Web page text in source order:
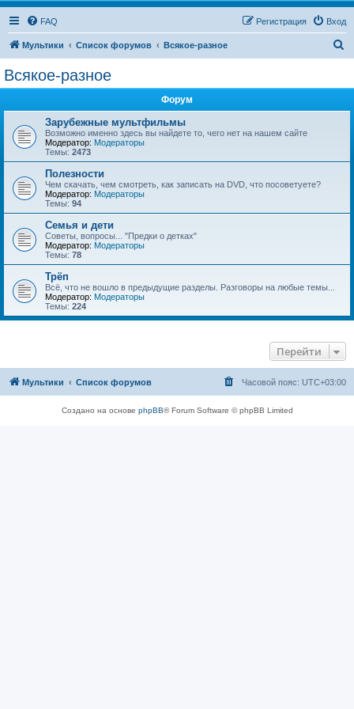
FAQ Вход
Регистрация
Мультики Список форумов Всякое-разное
Всякое-разное
Форум
Зарубежные мультфильмы
Возможно именно здесь вы найдете то, чего нет на нашем сайте
Модератор: Модераторы
Темы: 2473
Полезности
Чем скачать, чем смотреть, как записать на DVD, что посоветуете?
Модератор: Модераторы
Темы: 94
Семья и дети
Советы, вопросы... "Предки о детках"
Модератор: Модераторы
Темы: 78
Трёп
Всё, что не вошло в предыдущие разделы. Разговоры на любые темы...
Модератор: Модераторы
Темы: 224
Перейти
Мультики Список форумов Часовой пояс: UTC+03:00
Создано на основе phpBB® Forum Software © phpBB Limited